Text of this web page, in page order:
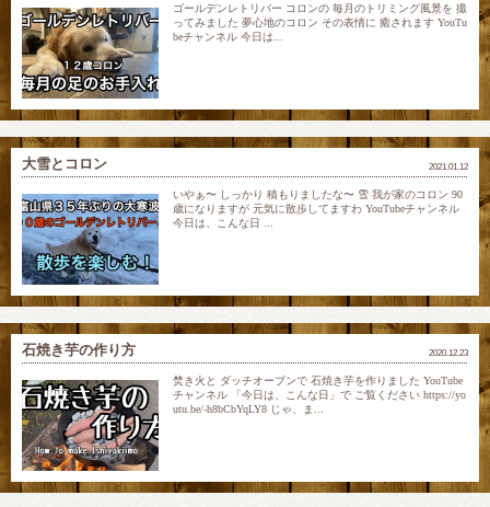
ゴールデンレトリバー コロンの 毎月のトリミング風景を 撮
ってみました 夢心地のコロン その表情に 癒されます YouTu
beチャンネル 今日は...
2021.01.12
大雪とコロン
いやぁ〜 しっかり 積もりましたな〜 雪 我が家のコロン 90
歳になりますが 元気に散歩してますわ YouTubeチャンネル
今日は、こんな日 ...
2020.12.23
石焼き芋の作り方
焚き火と ダッチオーブンで 石焼き芋を作りました YouTube
チャンネル 「今日は、こんな日」で ご覧ください https://yo
utu.be/-h8bCbYqLY8 じゃ、ま...